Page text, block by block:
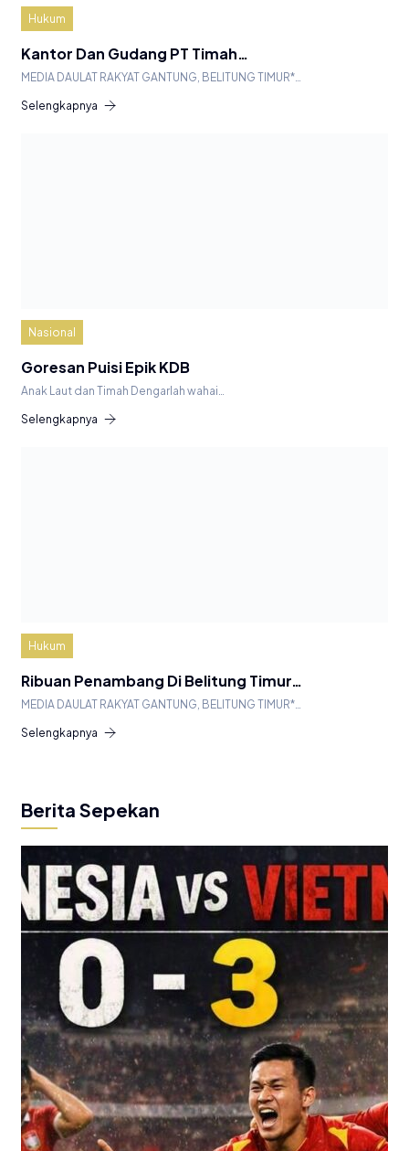
Hukum
Kantor Dan Gudang PT Timah…
MEDIA DAULAT RAKYAT GANTUNG, BELITUNG TIMUR*…
Selengkapnya
Nasional
Goresan Puisi Epik KDB
Anak Laut dan Timah Dengarlah wahai…
Selengkapnya
Hukum
Ribuan Penambang Di Belitung Timur…
MEDIA DAULAT RAKYAT GANTUNG, BELITUNG TIMUR*…
Selengkapnya
Berita Sepekan